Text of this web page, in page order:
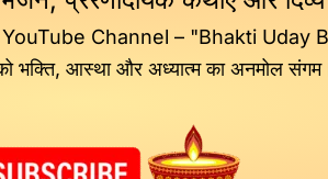
YouTube Channel – "Bhakti Uday
भक्ति, आस्था और अध्यात्म का अनमोल